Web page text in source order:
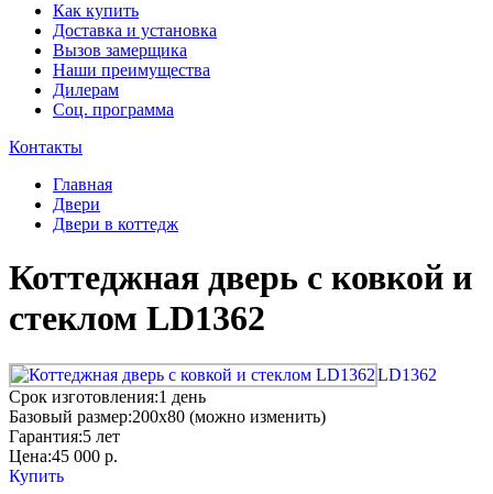
Как купить
Доставка и установка
Вызов замерщика
Наши преимущества
Дилерам
Соц. программа
Контакты
Главная
Двери
Двери в коттедж
Коттеджная дверь с ковкой и
стеклом LD1362
LD1362
Срок изготовления:1 день
Базовый размер:200x80 (можно изменить)
Гарантия:5 лет
Цена:45 000 р.
Купить